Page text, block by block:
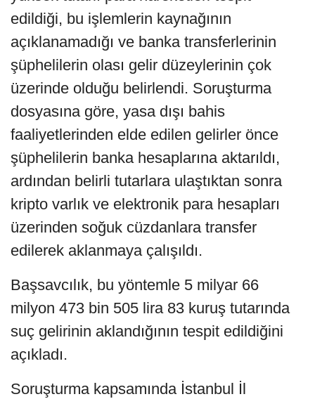
edildiği, bu işlemlerin kaynağının
açıklanamadığı ve banka transferlerinin
şüphelilerin olası gelir düzeylerinin çok
üzerinde olduğu belirlendi. Soruşturma
dosyasına göre, yasa dışı bahis
faaliyetlerinden elde edilen gelirler önce
şüphelilerin banka hesaplarına aktarıldı,
ardından belirli tutarlara ulaştıktan sonra
kripto varlık ve elektronik para hesapları
üzerinden soğuk cüzdanlara transfer
edilerek aklanmaya çalışıldı.
Başsavcılık, bu yöntemle 5 milyar 66
milyon 473 bin 505 lira 83 kuruş tutarında
suç gelirinin aklandığının tespit edildiğini
açıkladı.
Soruşturma kapsamında İstanbul İl